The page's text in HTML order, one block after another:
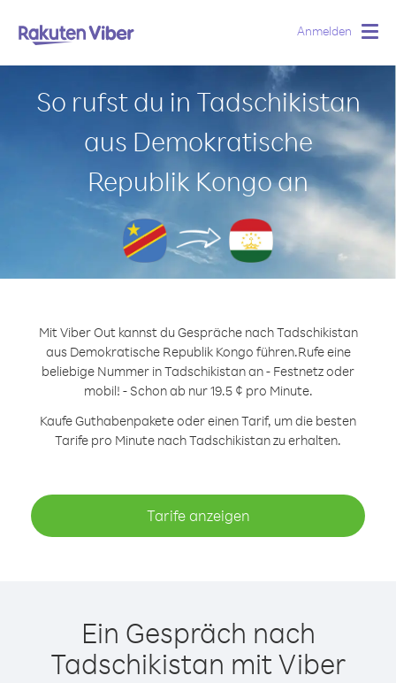
Anmelden
So rufst du in Tadschikistan
aus Demokratische
Republik Kongo an
Mit Viber Out kannst du Gespräche nach Tadschikistan
aus Demokratische Republik Kongo führen.Rufe eine
beliebige Nummer in Tadschikistan an - Festnetz oder
mobil! - Schon ab nur 19.5 ¢ pro Minute.
Kaufe Guthabenpakete oder einen Tarif, um die besten
Tarife pro Minute nach Tadschikistan zu erhalten.
Tarife anzeigen
Ein Gespräch nach
Tadschikistan mit Viber